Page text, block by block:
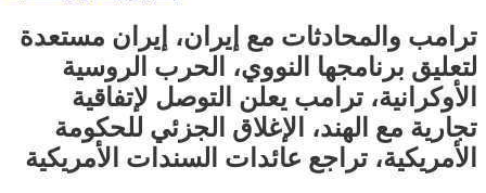
ترامب والمحادثات مع إيران، إيران مستعدة
لتعليق برنامجها النووي، الحرب الروسية
الأوكرانية، ترامب يعلن التوصل لإتفاقية
تجارية مع الهند، الإغلاق الجزئي للحكومة
الأمريكية، تراجع عائدات السندات الأمريكية